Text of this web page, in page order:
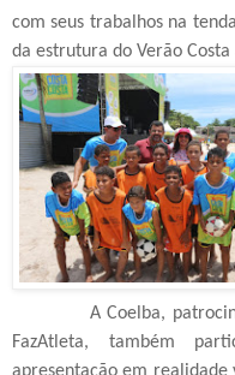
com seus trabalhos na
da estrutura do Verão Costa
A Coelba,
FazAtleta, também
apresentação em